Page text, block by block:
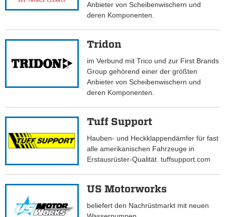
Anbieter von Scheibenwischern und
deren Komponenten.
Tridon
im Verbund mit Trico und zur First Brands
Group gehörend einer der größten
Anbieter von Scheibenwischern und
deren Komponenten.
Tuff Support
Hauben- und Heckklappendämfer für fast
alle amerikanischen Fahrzeuge in
Erstausrüster-Qualität. tuffsupport.com
US Motorworks
beliefert den Nachrüstmarkt mit neuen